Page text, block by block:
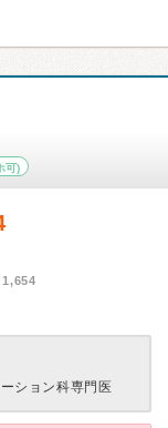
可)
1,654
ション科専門医